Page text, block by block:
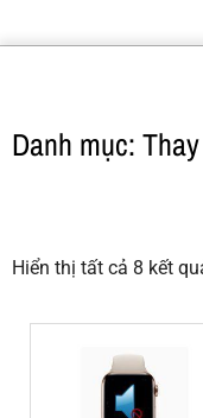
i
n
P
h
Danh mục:
Hiển thị tất cả 8 kết